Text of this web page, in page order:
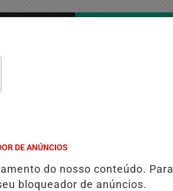
LEGAIS
ANUÁRIO DA SEGURANÇA PÚBLICA
DE ANÚNCIOS
do nosso conteúdo. Para
bloqueador de anúncios.